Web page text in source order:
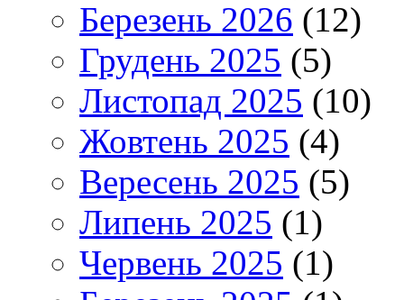
Березень 2026 (12)
Грудень 2025 (5)
Листопад 2025 (10)
Жовтень 2025 (4)
Вересень 2025 (5)
Липень 2025 (1)
Червень 2025 (1)